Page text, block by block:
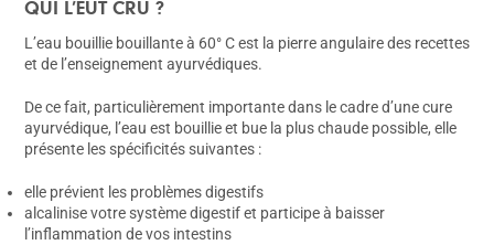
QUI L’EUT CRU ?
L’eau bouillie bouillante à 60° C est la pierre angulaire des recettes
et de l’enseignement ayurvédiques.
De ce fait, particulièrement importante dans le cadre d’une cure
ayurvédique, l’eau est bouillie et bue la plus chaude possible, elle
présente les spécificités suivantes :
elle prévient les problèmes digestifs
alcalinise votre système digestif et participe à baisser
l’inflammation de vos intestins